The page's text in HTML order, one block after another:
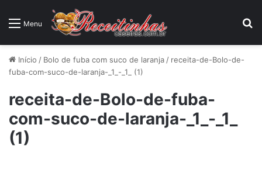
Menu
Início / Bolo de fuba com suco de laranja / receita-de-Bolo-de-
fuba-com-suco-de-laranja-_1_-_1_ (1)
receita-de-Bolo-de-fuba-
com-suco-de-laranja-_1_-_1_
(1)